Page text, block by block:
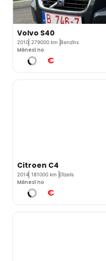
Volvo S40
2010 279000 km Benzīns
Mēnesī no
€
Citroen C4
2014 181000 km Dīzelis
Mēnesī no
€